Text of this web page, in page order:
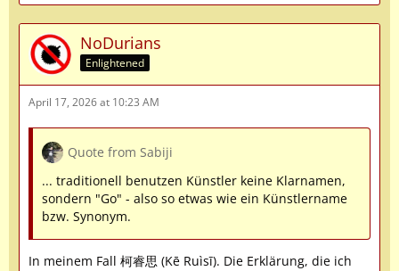
NoDurians
Enlightened
April 17, 2026 at 10:23 AM
Quote from Sabiji
... traditionell benutzen Künstler keine Klarnamen,
sondern "Go" - also so etwas wie ein Künstlername
bzw. Synonym.
In meinem Fall 柯睿思 (Kē Ruìsī). Die Erklärung, die ich